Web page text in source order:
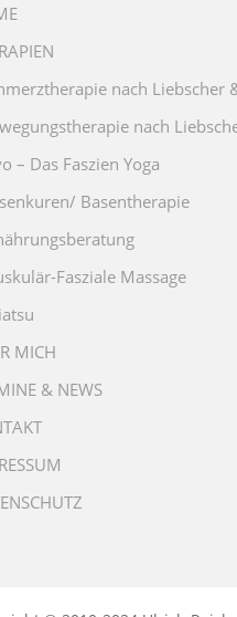
nach Liebscher
nach
– Das Faszien Yoga
Basentherapie
Fasziale Massage
MICH
& NEWS